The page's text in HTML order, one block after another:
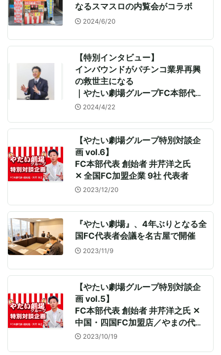
なるスマスロの内覧会がコラボ
2024/6/20
【特別インタビュー】
インバウンドがパチンコ業界再興
の救世主になる
｜やたい劇場グループFC本部代表
（創始者）井芹洋之氏
2024/4/22
【やたい劇場グループ特別対談企
画 vol.6】
FC本部代表 創始者 井芹洋之氏
✕ 全国FC加盟企業 9社 代表者
2023/12/20
『やたい劇場』、4年ぶりとなる全
国FC代表者会議を名古屋で開催
2023/11/9
【やたい劇場グループ特別対談企
画 vol.5】
FC本部代表 創始者 井芹洋之氏 ✕
中国・四国FC加盟店／やまの代表
取締役 山野法行氏
2023/10/19